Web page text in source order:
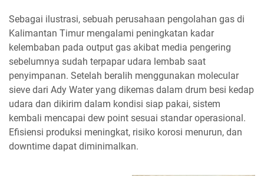
Sebagai ilustrasi, sebuah perusahaan pengolahan gas di
Kalimantan Timur mengalami peningkatan kadar
kelembaban pada output gas akibat media pengering
sebelumnya sudah terpapar udara lembab saat
penyimpanan. Setelah beralih menggunakan molecular
sieve dari Ady Water yang dikemas dalam drum besi kedap
udara dan dikirim dalam kondisi siap pakai, sistem
kembali mencapai dew point sesuai standar operasional.
Efisiensi produksi meningkat, risiko korosi menurun, dan
downtime dapat diminimalkan.